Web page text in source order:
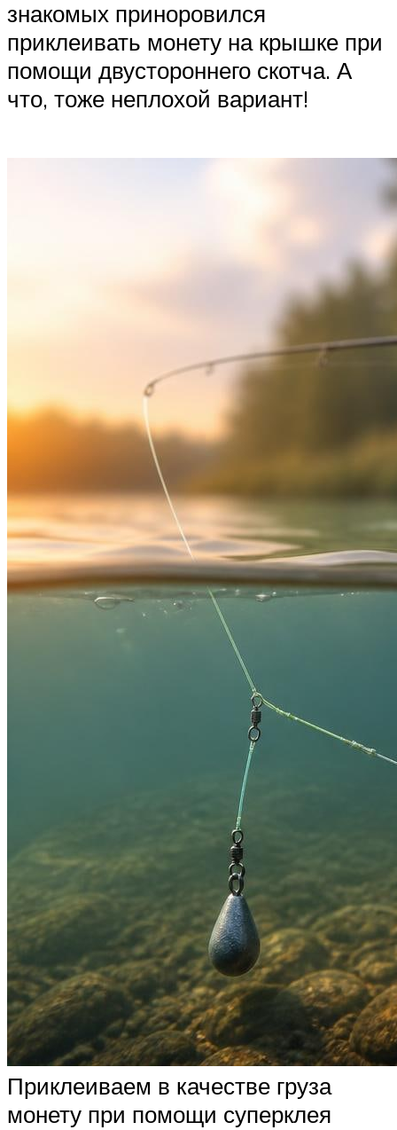
знакомых приноровился
приклеивать монету на крышке при
помощи двустороннего скотча. А
что, тоже неплохой вариант!
Приклеиваем в качестве груза
монету при помощи суперклея